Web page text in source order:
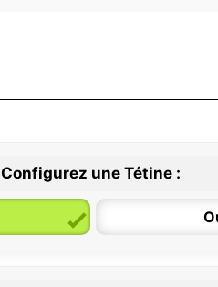
Configurez une Tétine :